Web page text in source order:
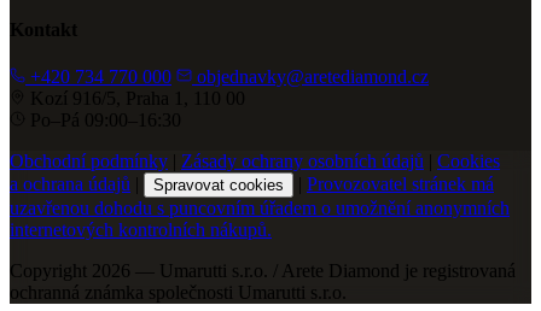
Kontakt
+420 734 770 000
objednavky@aretediamond.cz
Kozí 916/5, Praha 1, 110 00
Po–Pá 09:00–16:30
Obchodní podmínky | Zásady ochrany osobních údajů | Cookies
a ochrana údajů | Spravovat cookies | Provozovatel stránek má
uzavřenou dohodu s puncovním úřadem o umožnění anonymních
internetových kontrolních nákupů.
Copyright 2026 — Umarutti s.r.o. / Arete Diamond je registrovaná
ochranná známka společnosti Umarutti s.r.o.